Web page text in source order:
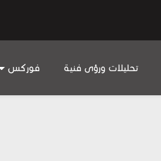
تحليلات ورؤى فنية فوركس